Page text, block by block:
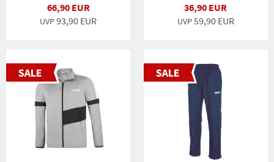
66,90 EUR
UVP93,90 EUR
36,90 EUR
UVP59,90 EUR